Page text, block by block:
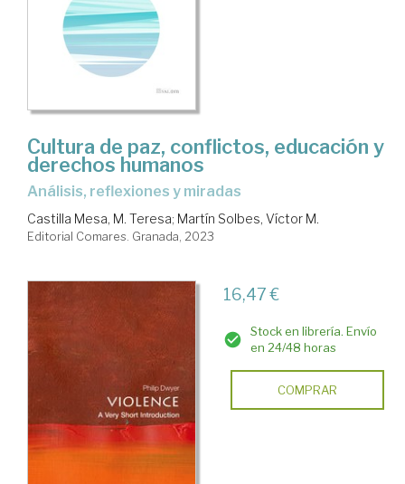
Cultura de paz, conflictos, educación y
derechos humanos
análisis, reflexiones y miradas
Castilla Mesa, M. Teresa; Martín Solbes, Víctor M.
Editorial Comares. Granada, 2023
16,47 €
Stock en librería. Envío
en 24/48 horas
COMPRAR